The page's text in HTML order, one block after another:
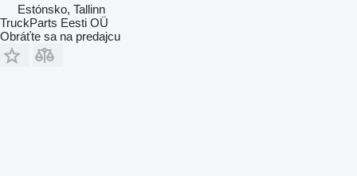
Estónsko, Tallinn
TruckParts Eesti OÜ
Obráťte sa na predajcu